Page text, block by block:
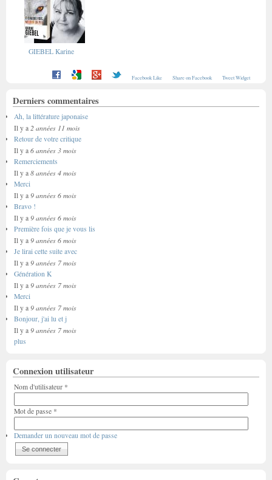
GIEBEL Karine
Facebook Like Share on Facebook Tweet Widget
Derniers commentaires
Ah, la littérature japonaise
Il y a 2 années 11 mois
Retour de votre critique
Il y a 6 années 3 mois
Remerciements
Il y a 8 années 4 mois
Merci
Il y a 9 années 6 mois
Bravo !
Il y a 9 années 6 mois
Première fois que je vous lis
Il y a 9 années 6 mois
Je lirai cette suite avec
Il y a 9 années 7 mois
Génération K
Il y a 9 années 7 mois
Merci
Il y a 9 années 7 mois
Bonjour, j'ai lu et j
Il y a 9 années 7 mois
plus
Connexion utilisateur
Nom d'utilisateur *
Mot de passe *
Demander un nouveau mot de passe